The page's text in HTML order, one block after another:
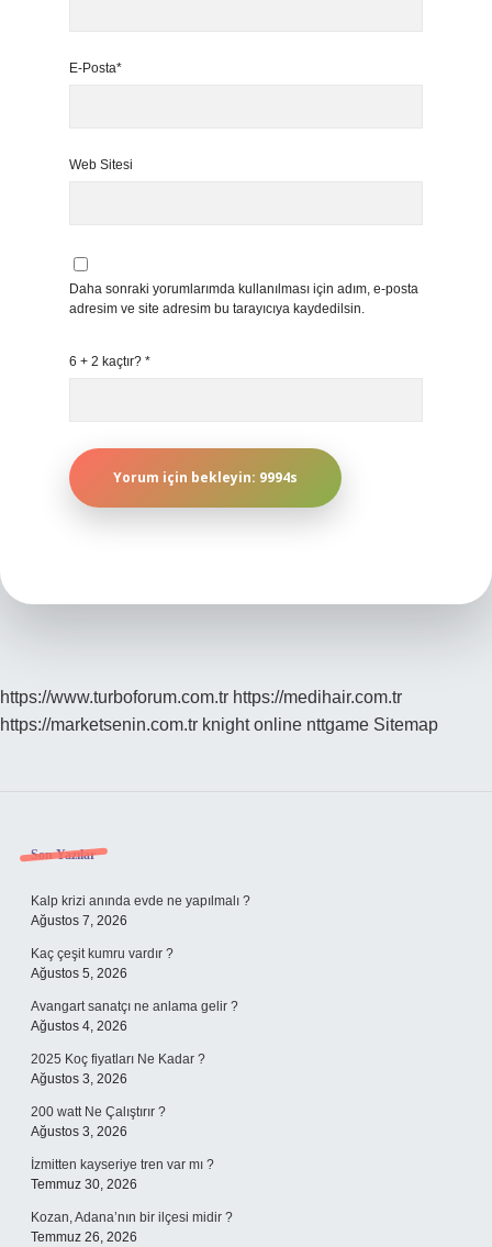
E-Posta*
Web Sitesi
Daha sonraki yorumlarımda kullanılması için adım, e-posta
adresim ve site adresim bu tarayıcıya kaydedilsin.
6 + 2 kaçtır? *
https://www.turboforum.com.tr https://medihair.com.tr
https://marketsenin.com.tr knight online nttgame Sitemap
Sidebar
Son Yazılar
Kalp krizi anında evde ne yapılmalı ?
Ağustos 7, 2026
Kaç çeşit kumru vardır ?
Ağustos 5, 2026
Avangart sanatçı ne anlama gelir ?
Ağustos 4, 2026
2025 Koç fiyatları Ne Kadar ?
Ağustos 3, 2026
200 watt Ne Çalıştırır ?
Ağustos 3, 2026
İzmitten kayseriye tren var mı ?
Temmuz 30, 2026
Kozan, Adana’nın bir ilçesi midir ?
Temmuz 26, 2026